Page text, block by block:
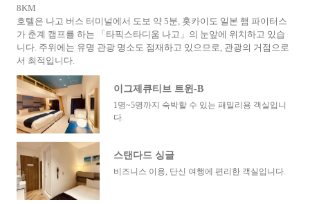
8KM
호텔은 나고 버스 터미널에서 도보 약 5분, 홋카이도 일본 햄 파이터스
가 춘계 캠프를 하는 「타픽스타디움 나고」의 눈앞에 위치하고 있습
니다. 주위에는 유명 관광 명소도 점재하고 있으므로, 관광의 거점으로
서 최적입니다.
이그제큐티브 트윈-B
1명~5명까지 숙박할 수 있는 패밀리용 객실입니
다.
스탠다드 싱글
비즈니스 이용, 단신 여행에 편리한 객실입니다.